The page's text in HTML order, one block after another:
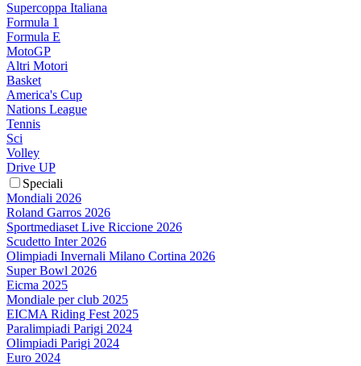
Supercoppa Italiana
Formula 1
Formula E
MotoGP
Altri Motori
Basket
America's Cup
Nations League
Tennis
Sci
Volley
Drive UP
Speciali
Mondiali 2026
Roland Garros 2026
Sportmediaset Live Riccione 2026
Scudetto Inter 2026
Olimpiadi Invernali Milano Cortina 2026
Super Bowl 2026
Eicma 2025
Mondiale per club 2025
EICMA Riding Fest 2025
Paralimpiadi Parigi 2024
Olimpiadi Parigi 2024
Euro 2024